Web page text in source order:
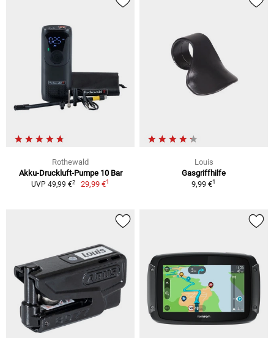
Rothewald
Akku-Druckluft-Pumpe 10 Bar
UVP 49,99 €2 29,99 €1
Louis
Gasgriffhilfe
9,99 €1